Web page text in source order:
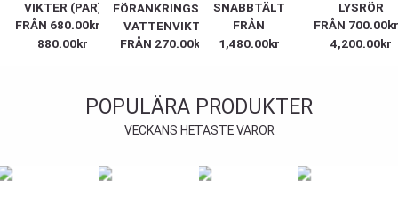
VIKTER (PAR)
FRÅN 680.00kr
880.00kr
FÖRANKRINGSKIT:
VATTENVIKT
FRÅN 270.00kr
SNABBTÄLT
FRÅN
1,480.00kr
LYSRÖR
FRÅN 700.00kr
4,200.00kr
POPULÄRA PRODUKTER
VECKANS HETASTE VAROR